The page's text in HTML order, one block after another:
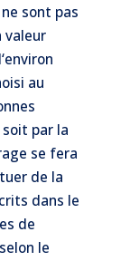
sont pas
valeur
au
par la
se fera
de la
dans le
de
le